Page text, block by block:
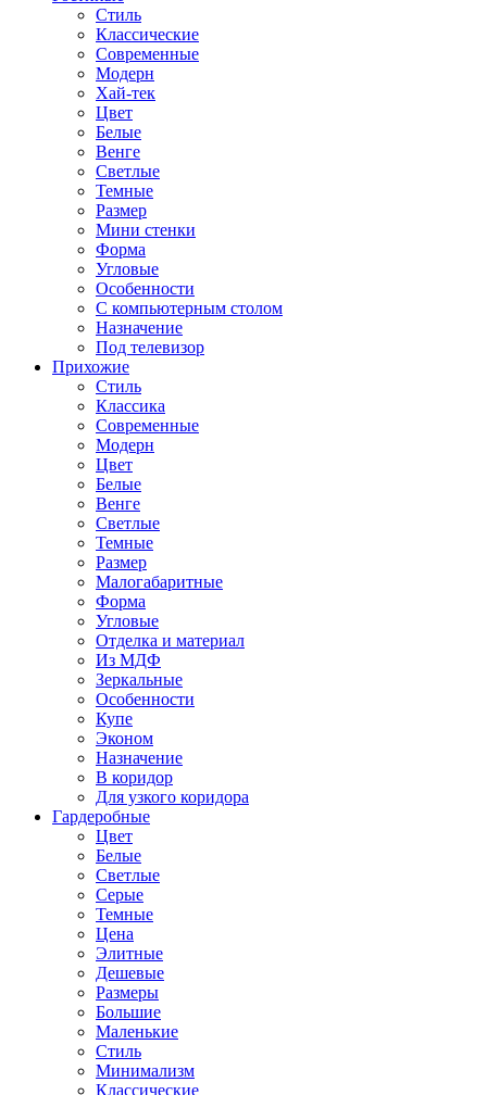
Стиль
Классические
Современные
Модерн
Хай-тек
Цвет
Белые
Венге
Светлые
Темные
Размер
Мини стенки
Форма
Угловые
Особенности
С компьютерным столом
Назначение
Под телевизор
Прихожие
Стиль
Классика
Современные
Модерн
Цвет
Белые
Венге
Светлые
Темные
Размер
Малогабаритные
Форма
Угловые
Отделка и материал
Из МДФ
Зеркальные
Особенности
Купе
Эконом
Назначение
В коридор
Для узкого коридора
Гардеробные
Цвет
Белые
Светлые
Серые
Темные
Цена
Элитные
Дешевые
Размеры
Большие
Маленькие
Стиль
Минимализм
Классические